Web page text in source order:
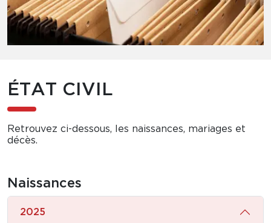
ÉTAT CIVIL
Retrouvez ci-dessous, les naissances, mariages et
décès.
Naissances
2025